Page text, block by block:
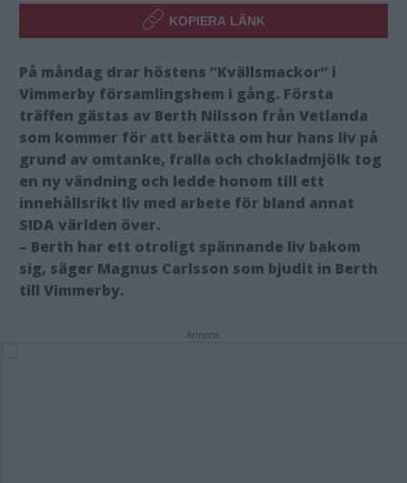
KOPIERA LÄNK
På måndag drar höstens ”Kvällsmackor” i
Vimmerby församlingshem i gång. Första
träffen gästas av Berth Nilsson från Vetlanda
som kommer för att berätta om hur hans liv på
grund av omtanke, fralla och chokladmjölk tog
en ny vändning och ledde honom till ett
innehållsrikt liv med arbete för bland annat
SIDA världen över.
– Berth har ett otroligt spännande liv bakom
sig, säger Magnus Carlsson som bjudit in Berth
till Vimmerby.
Annons: